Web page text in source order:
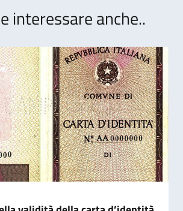
interessare anche..